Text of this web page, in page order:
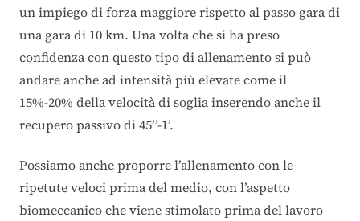
un impiego di forza maggiore rispetto al passo gara di
una gara di 10 km. Una volta che si ha preso
confidenza con questo tipo di allenamento si può
andare anche ad intensità più elevate come il
15%-20% della velocità di soglia inserendo anche il
recupero passivo di 45’’-1’.
Possiamo anche proporre l’allenamento con le
ripetute veloci prima del medio, con l’aspetto
biomeccanico che viene stimolato prima del lavoro